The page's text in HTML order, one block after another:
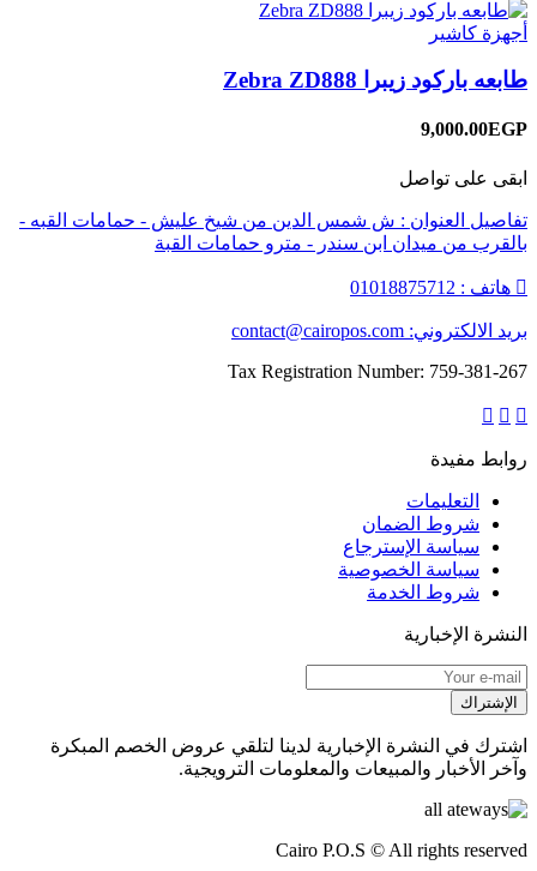
أجهزة كاشير
طابعه باركود زيبرا Zebra ZD888
9,000.00EGP
ابقى على تواصل
تفاصيل العنوان : ش شمس الدين من شيخ عليش - حمامات القبه -
بالقرب من ميدان ابن سندر - مترو حمامات القبة
هاتف : 01018875712
بريد الالكتروني: contact@cairopos.com
Tax Registration Number: 759-381-267
روابط مفيدة
التعليمات
شروط الضمان
سياسة الإسترجاع
سياسة الخصوصية
شروط الخدمة
النشرة الإخبارية
الإشتراك
اشترك في النشرة الإخبارية لدينا لتلقي عروض الخصم المبكرة
وآخر الأخبار والمبيعات والمعلومات الترويجية.
Cairo P.O.S © All rights reserved